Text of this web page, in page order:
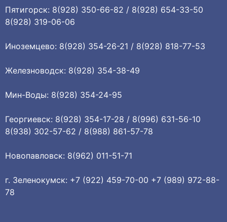
Пятигорск: 8(928) 350-66-82 / 8(928) 654-33-50
8(928) 319-06-06
Иноземцево: 8(928) 354-26-21 / 8(928) 818-77-53
Железноводск: 8(928) 354-38-49
Мин-Воды: 8(928) 354-24-95
Георгиевск: 8(928) 354-17-28 / 8(996) 631-56-10
8(938) 302-57-62 / 8(988) 861-57-78
Новопавловск: 8(962) 011-51-71
г. Зеленокумск: +7 (922) 459-70-00 +7 (989) 972-88-
78